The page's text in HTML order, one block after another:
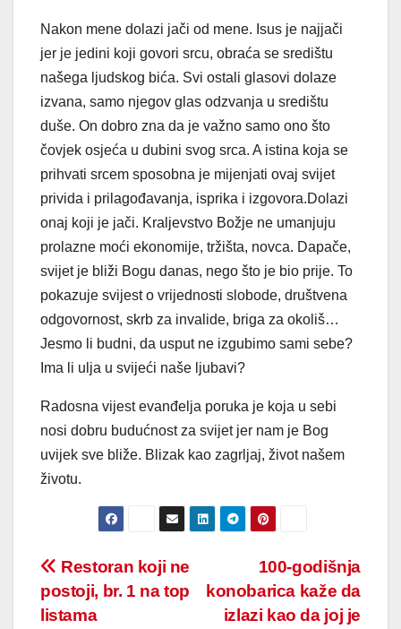
Nakon mene dolazi jači od mene. Isus je najjači
jer je jedini koji govori srcu, obraća se središtu
našega ljudskog bića. Svi ostali glasovi dolaze
izvana, samo njegov glas odzvanja u središtu
duše. On dobro zna da je važno samo ono što
čovjek osjeća u dubini svog srca. A istina koja se
prihvati srcem sposobna je mijenjati ovaj svijet
privida i prilagođavanja, isprika i izgovora.Dolazi
onaj koji je jači. Kraljevstvo Božje ne umanjuju
prolazne moći ekonomije, tržišta, novca. Dapače,
svijet je bliži Bogu danas, nego što je bio prije. To
pokazuje svijest o vrijednosti slobode, društvena
odgovornost, skrb za invalide, briga za okoliš…
Jesmo li budni, da usput ne izgubimo sami sebe?
Ima li ulja u svijeći naše ljubavi?
Radosna vijest evanđelja poruka je koja u sebi
nosi dobru budućnost za svijet jer nam je Bog
uvijek sve bliže. Blizak kao zagrljaj, život našem
životu.
Post
navigation
100-godišnja
konobarica kaže da
izlazi kao da joj je
Restoran koji ne
postoji, br. 1 na top
listama